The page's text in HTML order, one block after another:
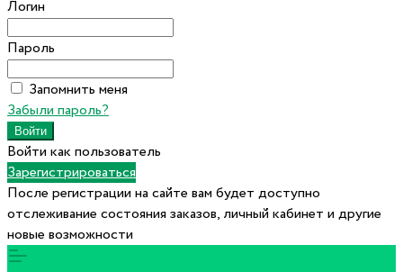
Логин
Пароль
Запомнить меня
Забыли пароль?
Войти как пользователь
Зарегистрироваться
После регистрации на сайте вам будет доступно
отслеживание состояния заказов, личный кабинет и другие
новые возможности